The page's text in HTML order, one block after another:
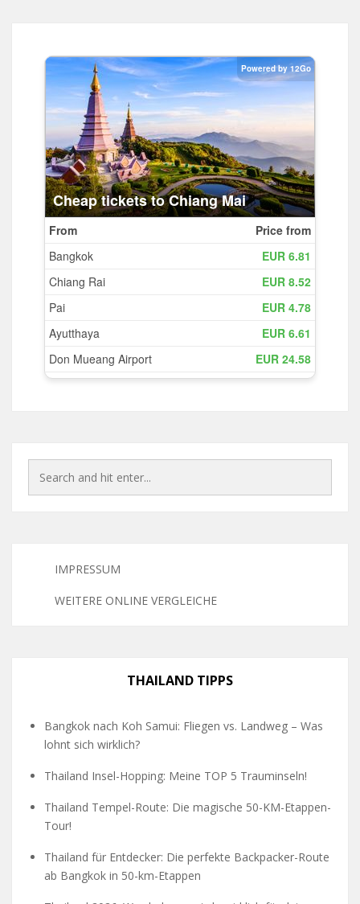
IMPRESSUM
WEITERE ONLINE VERGLEICHE
THAILAND TIPPS
Bangkok nach Koh Samui: Fliegen vs. Landweg – Was
lohnt sich wirklich?
Thailand Insel-Hopping: Meine TOP 5 Trauminseln!
Thailand Tempel-Route: Die magische 50-KM-Etappen-
Tour!
Thailand für Entdecker: Die perfekte Backpacker-Route
ab Bangkok in 50-km-Etappen